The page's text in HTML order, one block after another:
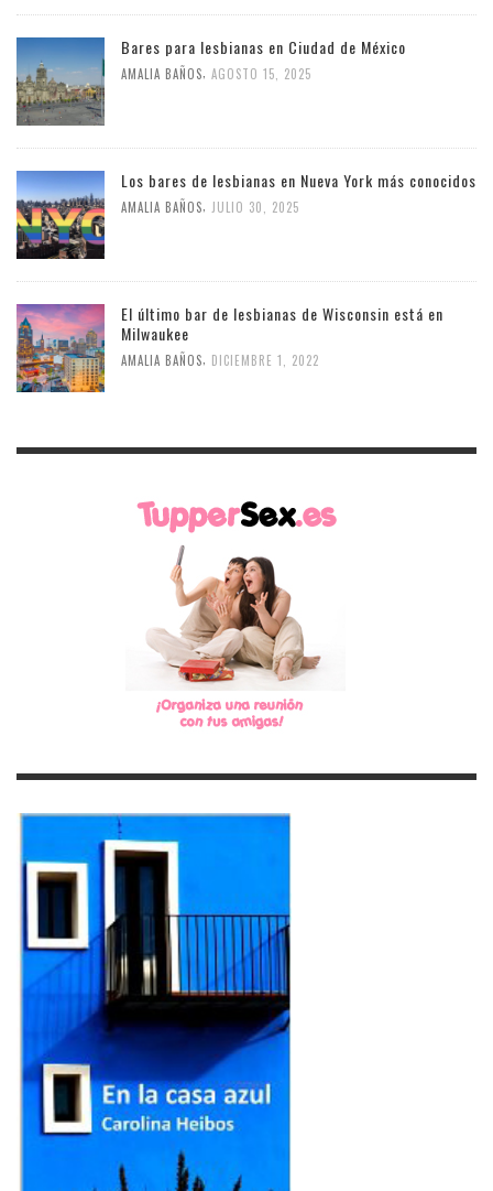
Bares para lesbianas en Ciudad de México
AMALIA BAÑOS, AGOSTO 15, 2025
Los bares de lesbianas en Nueva York más conocidos
AMALIA BAÑOS, JULIO 30, 2025
El último bar de lesbianas de Wisconsin está en
Milwaukee
AMALIA BAÑOS, DICIEMBRE 1, 2022